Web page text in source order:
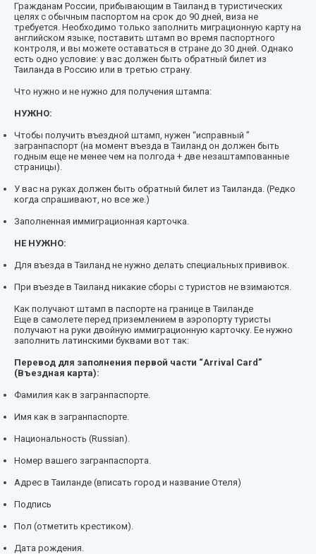
Гражданам России, прибывающим в Таиланд в туристических
целях с обычным паспортом на срок до 90 дней, виза не
требуется. Необходимо только заполнить миграционную карту на
английском языке, поставить штамп во время паспортного
контроля, и вы можете оставаться в стране до 30 дней. Однако
есть одно условие: у вас должен быть обратный билет из
Таиланда в Россию или в третью страну.
Что нужно и не нужно для получения штампа:
НУЖНО:
Чтобы получить въездной штамп, нужен “исправный ”
загранпаспорт (на момент въезда в Таиланд он должен быть
годным еще не менее чем на полгода + две незаштампованные
страницы).
У вас на руках должен быть обратный билет из Таиланда. (Редко
когда спрашивают, но все же.)
Заполненная иммиграционная карточка.
НЕ НУЖНО:
Для въезда в Таиланд не нужно делать специальных прививок.
При въезде в Таиланд никакие сборы с туристов не взимаются.
Как получают штамп в паспорте на границе в Таиланде
Еще в самолете перед приземлением в аэропорту туристы
получают на руки двойную иммиграционную карточку. Ее нужно
заполнить латинскими буквами вот так:
Перевод для заполнения первой части “Arrival Card”
(Въездная карта):
Фамилия как в загранпаспорте.
Имя как в загранпаспорте.
Национальность (Russian).
Номер вашего загранпаспорта.
Адрес в Таиланде (вписать город и название Отеля)
Подпись
Пол (отметить крестиком).
Дата рождения.